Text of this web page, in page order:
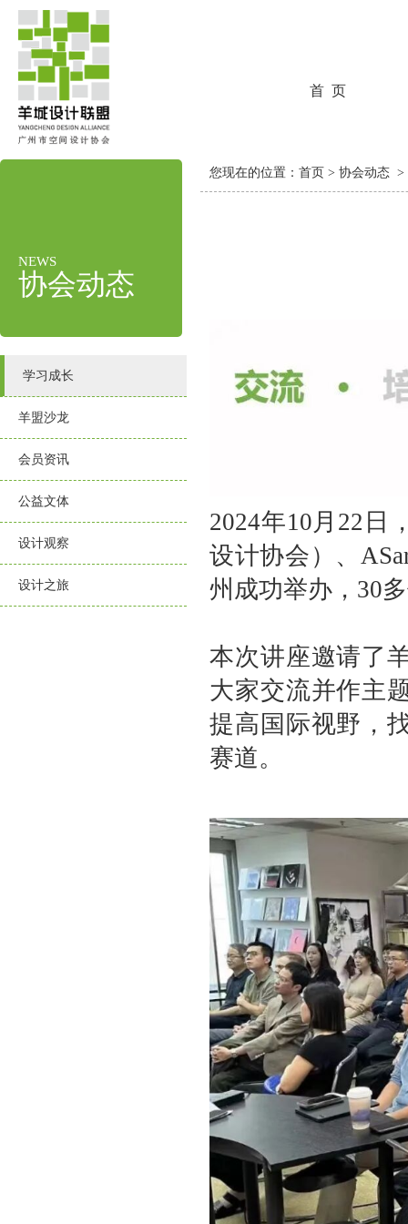
首 页
NEWS
协会动态
学习成长
羊盟沙龙
会员资讯
公益文体
设计观察
设计之旅
您现在的位置： 首页 > 协会动态 >
2024年10月22日
设计协会）、
州成功举办，30
本次讲座邀请了
大家交流并作主
提高国际视野，
赛道。